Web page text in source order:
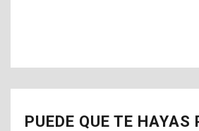
PUEDE QUE TE HAYAS